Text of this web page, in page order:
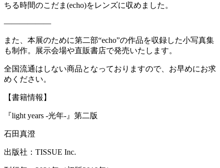
ちる時間のこだま(echo)をレンズに収めました。
——————
また、本展のために第二部“echo”の作品を収録した小写真集
も制作。展示会場や直販書店で発売いたします。
全国流通はしない商品となっておりますので、お早めにお求
めください。
【書籍情報】
『light years -光年-』第二版
石田真澄
出版社：TISSUE Inc.